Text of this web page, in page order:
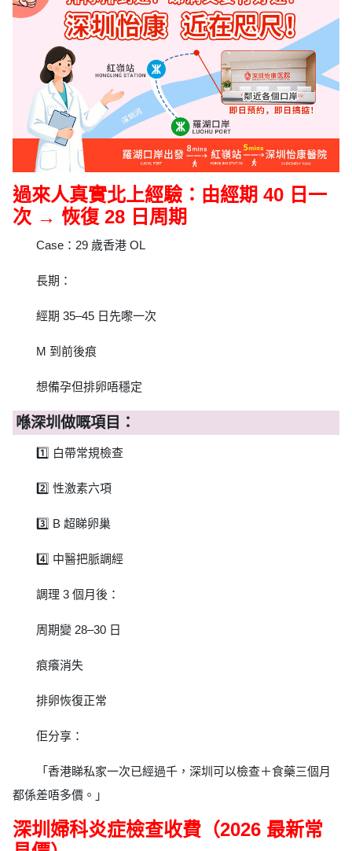
過來人真實北上經驗：由經期 40 日一
次 → 恢復 28 日周期
Case：29 歲香港 OL
長期：
經期 35–45 日先嚟一次
M 到前後痕
想備孕但排卵唔穩定
喺深圳做嘅項目：
1️⃣ 白帶常規檢查
2️⃣ 性激素六項
3️⃣ B 超睇卵巢
4️⃣ 中醫把脈調經
調理 3 個月後：
周期變 28–30 日
痕癢消失
排卵恢復正常
佢分享：
「香港睇私家一次已經過千，深圳可以檢查＋食藥三個月
都係差唔多價。」
深圳婦科炎症檢查收費（2026 最新常